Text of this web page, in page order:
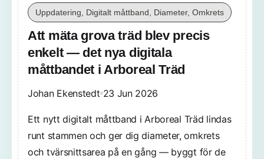
Uppdatering, Digitalt måttband, Diameter, Omkrets
Att mäta grova träd blev precis
enkelt — det nya digitala
måttbandet i Arboreal Träd
Johan Ekenstedt 23 Jun 2026
Ett nytt digitalt måttband i Arboreal Träd lindas
runt stammen och ger dig diameter, omkrets
och tvärsnittsarea på en gång — byggt för de